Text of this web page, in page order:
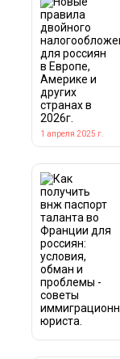
1 апреля 2025 г.